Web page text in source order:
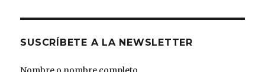
SUSCRÍBETE A LA NEWSLETTER